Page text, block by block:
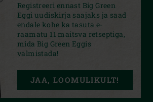
PRIVACY STATEMENT
Registreeri ennast Big Green
Eggi uudiskirja saajaks ja saad
endale kohe ka tasuta e-
raamatu 11 maitsva retseptiga,
mida Big Green Eggis
valmistada!
JAA, LOOMULIKULT!